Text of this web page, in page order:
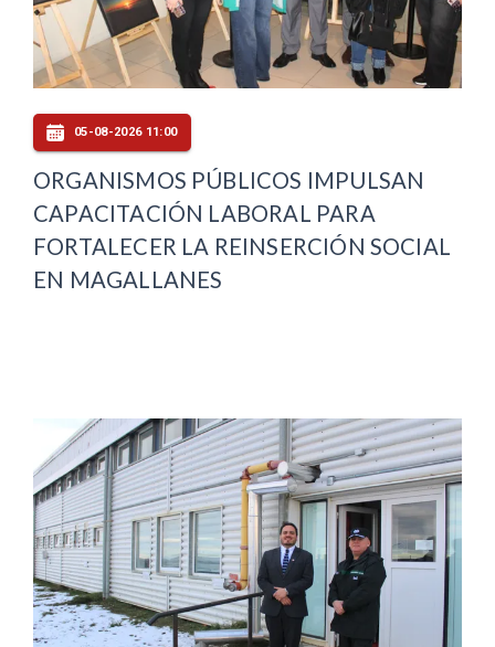
05-08-2026 11:00
ORGANISMOS PÚBLICOS IMPULSAN
CAPACITACIÓN LABORAL PARA
FORTALECER LA REINSERCIÓN SOCIAL
EN MAGALLANES